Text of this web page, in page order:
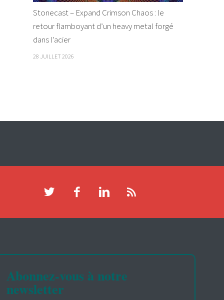
Stonecast – Expand Crimson Chaos : le
retour flamboyant d’un heavy metal forgé
dans l’acier
28 JUILLET 2026
Abonnez-vous à notre
newsletter